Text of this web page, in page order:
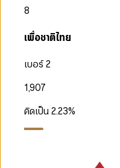
8
เพื่อชาติไทย
เบอร์ 2
1,907
คิดเป็น2.23%